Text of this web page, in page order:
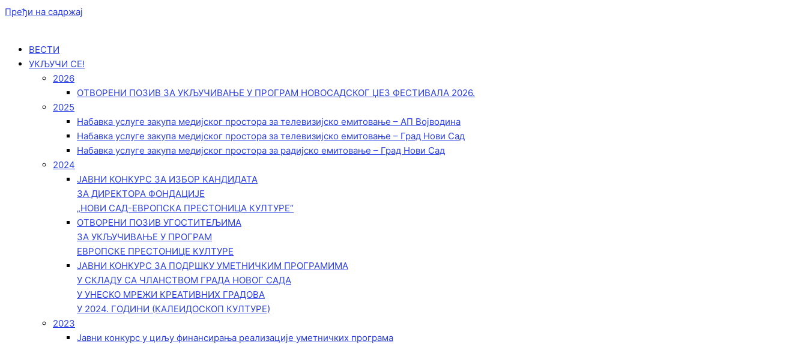
Пређи на садржај
ВЕСТИ
УКЉУЧИ СЕ!
2026
ОТВОРЕНИ ПОЗИВ ЗА УКЉУЧИВАЊЕ У ПРОГРАМ НОВОСАДСКОГ ЏЕЗ ФЕСТИВАЛА 2026.
2025
Набавка услуге закупа медијског простора за телевизијско емитовање – АП Војводинa
Набавка услуге закупа медијског простора за телевизијско емитовање – Град Нови Сад
Набавка услуге закупа медијског простора за радијско емитовање – Град Нови Сад
2024
ЈАВНИ КОНКУРС ЗА ИЗБОР КАНДИДАТА
ЗА ДИРЕКТОРА ФОНДАЦИЈЕ
„НОВИ САД-ЕВРОПСКА ПРЕСТОНИЦА КУЛТУРЕ“
ОТВОРЕНИ ПОЗИВ УГОСТИТЕЉИМА
ЗА УКЉУЧИВАЊЕ У ПРОГРАМ
ЕВРОПСКЕ ПРЕСТОНИЦЕ КУЛТУРЕ
ЈАВНИ КОНКУРС ЗА ПОДРШКУ УМЕТНИЧКИМ ПРОГРАМИМА
У СКЛАДУ СА ЧЛАНСТВОМ ГРАДА НОВОГ САДА
У УНЕСКО МРЕЖИ КРЕАТИВНИХ ГРАДОВА
У 2024. ГОДИНИ (КАЛЕИДОСКОП КУЛТУРЕ)
2023
Јавни конкурс у циљу финансирања реализације уметничких програма